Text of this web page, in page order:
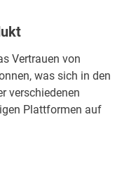
Vertrauen von
was sich in den
verschiedenen
Plattformen auf